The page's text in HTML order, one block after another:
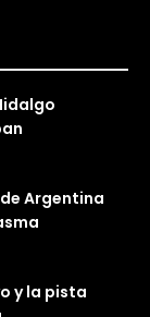
Argentina
y la pista